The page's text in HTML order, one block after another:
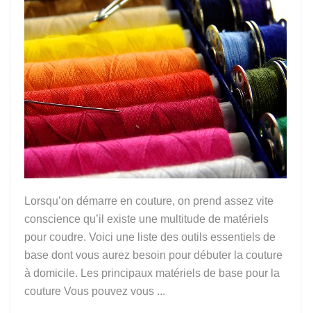
Lorsqu’on démarre en couture, on prend assez vite
conscience qu’il existe une multitude de matériels
pour coudre. Voici une liste des outils essentiels de
base dont vous aurez besoin pour débuter la couture
à domicile. Les principaux matériels de base pour la
couture Vous pouvez vous ...